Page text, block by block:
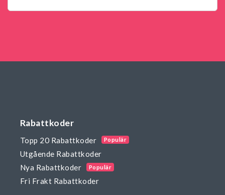
Rabattkoder
Topp 20 Rabattkoder Populär
Utgående Rabattkoder
Nya Rabattkoder
Populär
Fri Frakt Rabattkoder